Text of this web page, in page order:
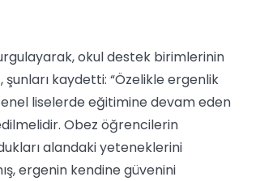
okul destek birimlerinin
kaydetti: “Özelikle ergenlik
liselerde eğitimine devam eden
Obez öğrencilerin
alandaki yeteneklerini
ergenin kendine güvenini